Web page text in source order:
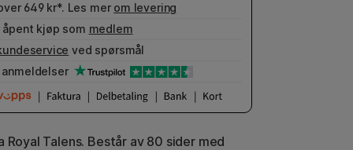
649 kr*. Les mer om levering
kjøp som medlem
ved spørsmål
Royal Talens. Består av 80 sider med